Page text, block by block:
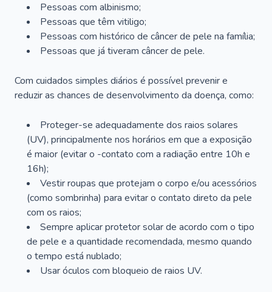
Pessoas com albinismo;
Pessoas que têm vitiligo;
Pessoas com histórico de câncer de pele na família;
Pessoas que já tiveram câncer de pele.
Com cuidados simples diários é possível prevenir e
reduzir as chances de desenvolvimento da doença, como:
Proteger-se adequadamente dos raios solares
(UV), principalmente nos horários em que a exposição
é maior (evitar o -contato com a radiação entre 10h e
16h);
Vestir roupas que protejam o corpo e/ou acessórios
(como sombrinha) para evitar o contato direto da pele
com os raios;
Sempre aplicar protetor solar de acordo com o tipo
de pele e a quantidade recomendada, mesmo quando
o tempo está nublado;
Usar óculos com bloqueio de raios UV.